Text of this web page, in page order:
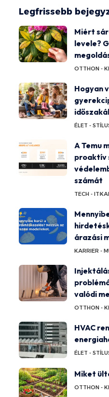
Legfrissebb
Miért
levele?
OTTHON -
Hogyan
ÉLET -
A Temu
proaktív
számát
TECH - IT
árazási
KARRIER -
valódi
OTTHON -
HVAC
ÉLET -
Miket
OTTHON -